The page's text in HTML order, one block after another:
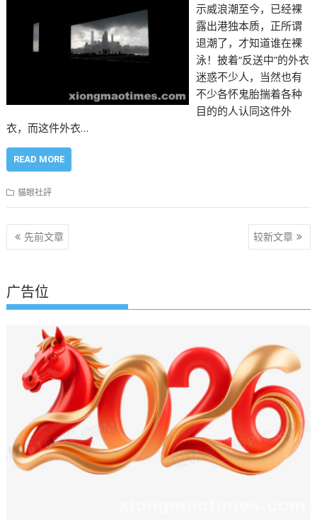
示威浪潮至今，已经裸
露出港独本质，正所谓
退潮了，才知道谁在裸
泳！披着“反送中”的外衣
迷惑不少人，当然也有
不少各怀鬼胎揣着各种
目的的人认同这件外
衣，而这件外衣…
READ MORE
貓眼社評
文
章
航
先前文章 较新文章
广告位